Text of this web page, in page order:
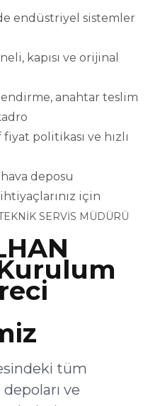
endüstriyel sistemler
kapısı ve orijinal
anahtar teslim
politikası ve hızlı
deposu
için
SERVİS MÜDÜRÜ
tüm
ve